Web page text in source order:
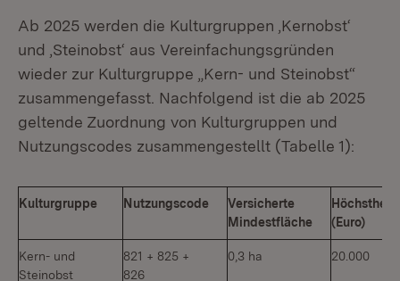
Ab 2025 werden die Kulturgruppen ‚Kernobst‘
und ‚Steinobst‘ aus Vereinfachungsgründen
wieder zur Kulturgruppe „Kern- und Steinobst“
zusammengefasst. Nachfolgend ist die ab 2025
geltende Zuordnung von Kulturgruppen und
Nutzungscodes zusammengestellt (Tabelle 1):
Kulturgruppe Nutzungscode
Versicherte
Mindestfläche
(Euro)
Kern- und
Steinobst
821 + 825 +
826
0,3 ha 20.000